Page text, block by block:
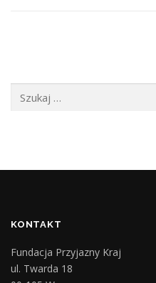
KONTAKT
Fundacja Przyjazny Kraj
ul. Twarda 18